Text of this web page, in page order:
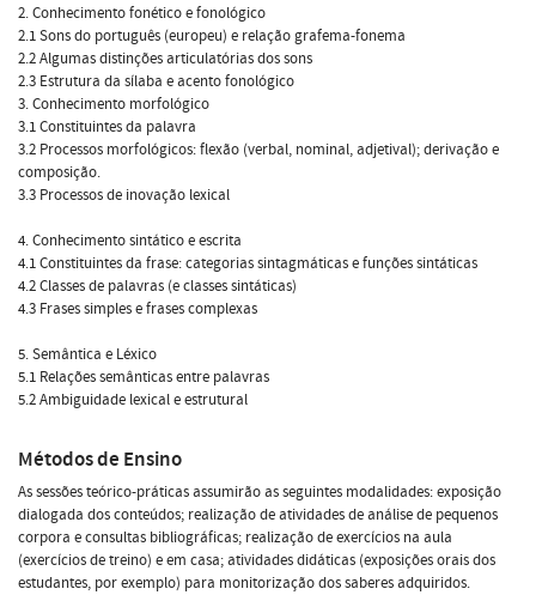
2. Conhecimento fonético e fonológico
2.1 Sons do português (europeu) e relação grafema-fonema
2.2 Algumas distinções articulatórias dos sons
2.3 Estrutura da sílaba e acento fonológico
3. Conhecimento morfológico
3.1 Constituintes da palavra
3.2 Processos morfológicos: flexão (verbal, nominal, adjetival); derivação e
composição.
3.3 Processos de inovação lexical
4. Conhecimento sintático e escrita
4.1 Constituintes da frase: categorias sintagmáticas e funções sintáticas
4.2 Classes de palavras (e classes sintáticas)
4.3 Frases simples e frases complexas
5. Semântica e Léxico
5.1 Relações semânticas entre palavras
5.2 Ambiguidade lexical e estrutural
Métodos de Ensino
As sessões teórico-práticas assumirão as seguintes modalidades: exposição
dialogada dos conteúdos; realização de atividades de análise de pequenos
corpora e consultas bibliográficas; realização de exercícios na aula
(exercícios de treino) e em casa; atividades didáticas (exposições orais dos
estudantes, por exemplo) para monitorização dos saberes adquiridos.